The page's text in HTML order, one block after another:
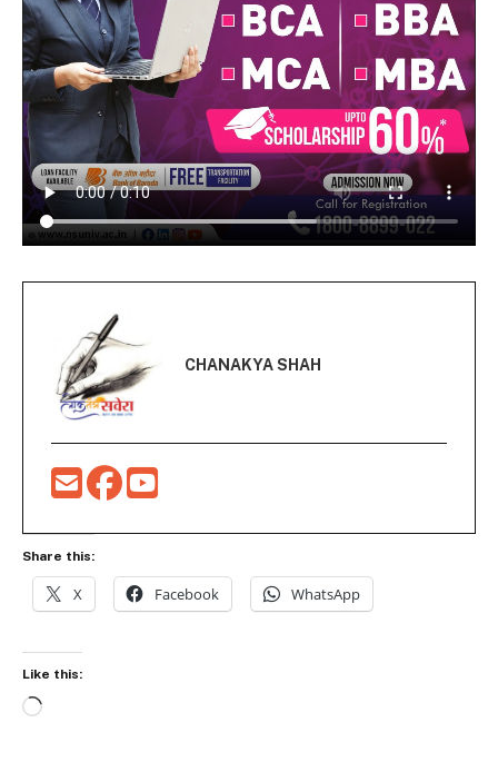
CHANAKYA SHAH
Share this:
X Facebook WhatsApp
Like this:
Loading…